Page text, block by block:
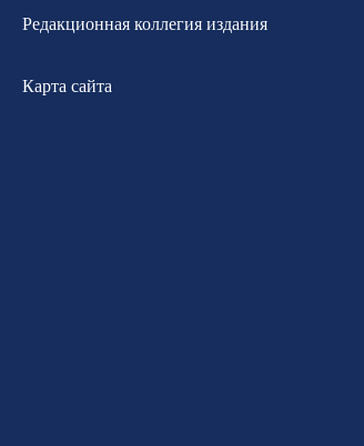
Редакционная коллегия издания
Карта сайта